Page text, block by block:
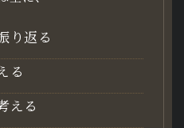
り返る
る
える